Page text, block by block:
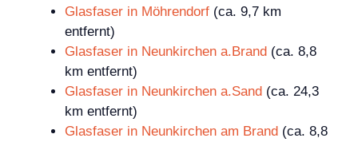
Glasfaser in Möhrendorf (ca. 9,7 km
entfernt)
Glasfaser in Neunkirchen a.Brand (ca. 8,8
km entfernt)
Glasfaser in Neunkirchen a.Sand (ca. 24,3
km entfernt)
Glasfaser in Neunkirchen am Brand (ca. 8,8